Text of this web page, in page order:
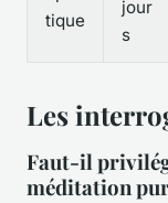
tique
jour
s
Les
Faut-il
méditation